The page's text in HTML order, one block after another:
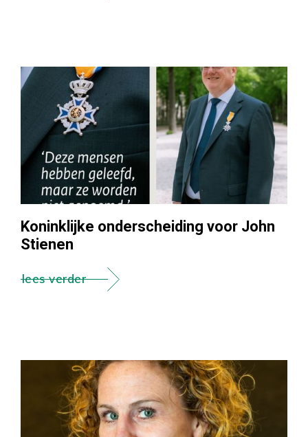
Koninklijke onderscheiding voor John
Stienen
lees verder